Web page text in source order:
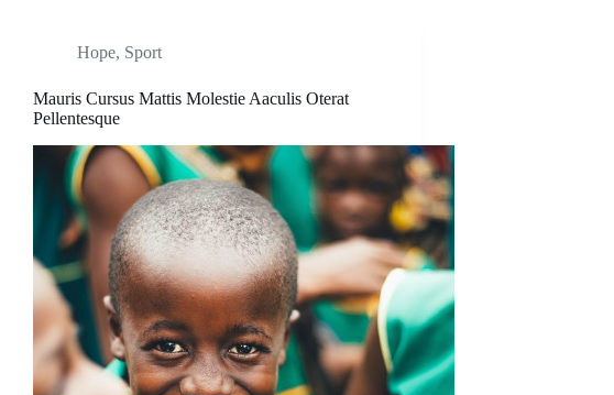
Hope, Sport
Mauris Cursus Mattis Molestie Aaculis Oterat
Pellentesque